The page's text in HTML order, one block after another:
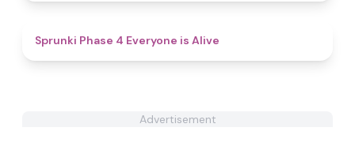
Sprunki Phase 4 Everyone is Alive
Advertisement